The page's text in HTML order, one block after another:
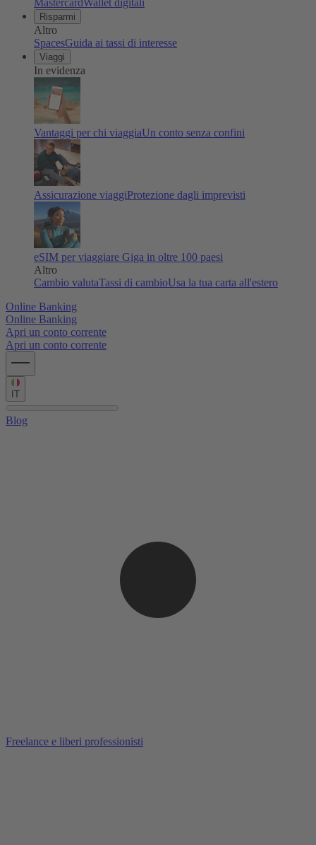
MastercardWallet digitali
Risparmi
Altro
SpacesGuida ai tassi di interesse
Viaggi
In evidenza
Vantaggi per chi viaggiaUn conto senza confini
Assicurazione viaggiProtezione dagli imprevisti
eSIM per viaggiare Giga in oltre 100 paesi
Altro
Cambio valutaTassi di cambioUsa la tua carta all'estero
Online Banking
Online Banking
Apri un conto corrente
Apri un conto corrente
IT
Blog
Freelance e liberi professionisti